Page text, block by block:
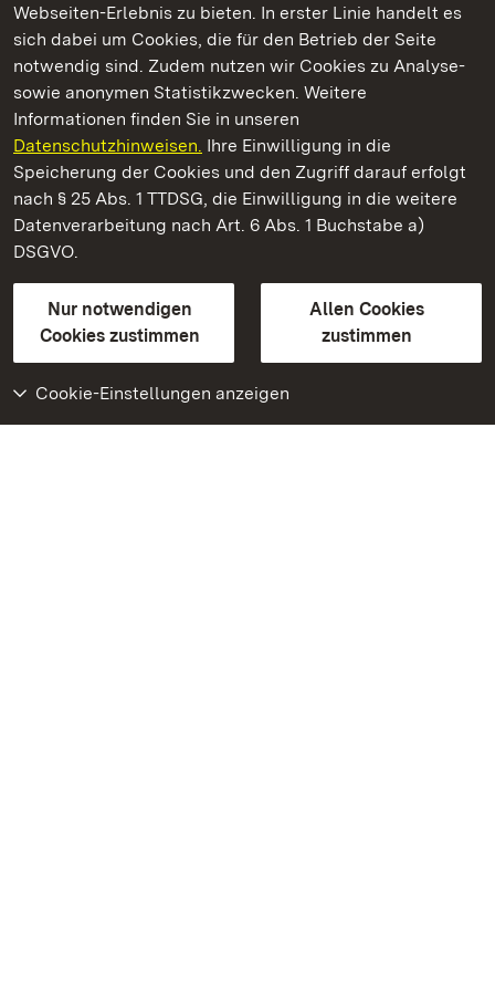
Webseiten-Erlebnis zu bieten. In erster Linie handelt es
sich dabei um Cookies, die für den Betrieb der Seite
notwendig sind. Zudem nutzen wir Cookies zu Analyse-
sowie anonymen Statistikzwecken. Weitere
Informationen finden Sie in unseren
Datenschutzhinweisen. Ihre Einwilligung in die
Speicherung der Cookies und den Zugriff darauf erfolgt
nach § 25 Abs. 1 TTDSG, die Einwilligung in die weitere
Datenverarbeitung nach Art. 6 Abs. 1 Buchstabe a)
DSGVO.
Nur notwendigen
Cookies zustimmen
Allen Cookies
zustimmen
Cookie-Einstellungen anzeigen
Kommen. Staunen. Genießen.
Staatliche Schlösser und Gärten Baden‑Württemberg
Staatliche Schlösser und Gärten Baden-Württemberg
Kontakt
GebärdenspracheLeichte Sprache
Erklärung zur Barrierefreiheit
BITV-konform (geprüfte Seiten)
Weiteres